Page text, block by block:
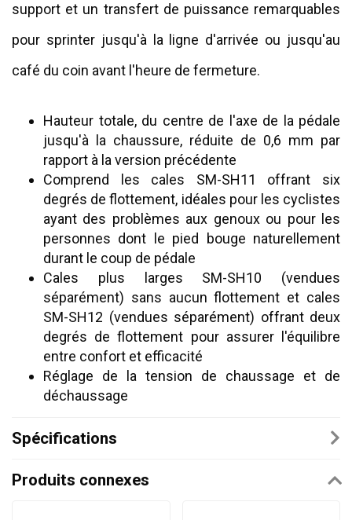
support et un transfert de puissance remarquables
pour sprinter jusqu'à la ligne d'arrivée ou jusqu'au
café du coin avant l'heure de fermeture.
Hauteur totale, du centre de l'axe de la pédale
jusqu'à la chaussure, réduite de 0,6 mm par
rapport à la version précédente
Comprend les cales SM-SH11 offrant six
degrés de flottement, idéales pour les cyclistes
ayant des problèmes aux genoux ou pour les
personnes dont le pied bouge naturellement
durant le coup de pédale
Cales plus larges SM-SH10 (vendues
séparément) sans aucun flottement et cales
SM-SH12 (vendues séparément) offrant deux
degrés de flottement pour assurer l'équilibre
entre confort et efficacité
Réglage de la tension de chaussage et de
déchaussage
Spécifications
Produits connexes